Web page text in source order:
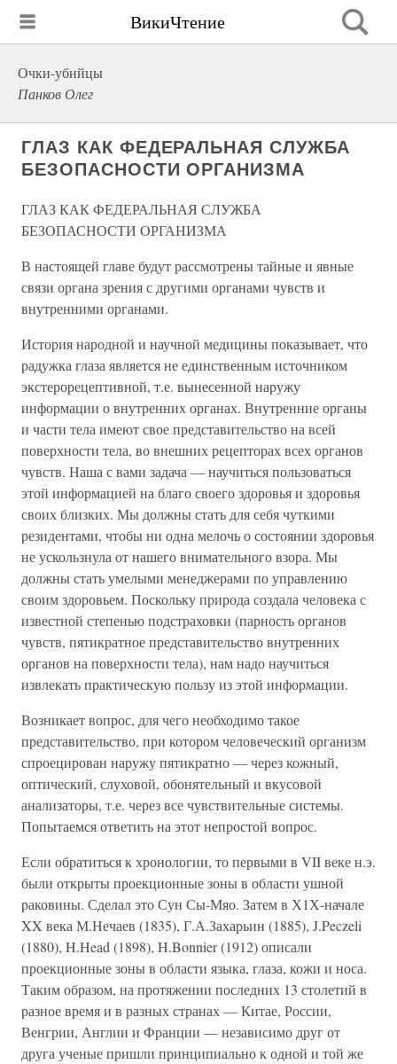
ВикиЧтение
Очки-убийцы
Панков Олег
ГЛАЗ КАК ФЕДЕРАЛЬНАЯ СЛУЖБА
БЕЗОПАСНОСТИ ОРГАНИЗМА
ГЛАЗ КАК ФЕДЕРАЛЬНАЯ СЛУЖБА
БЕЗОПАСНОСТИ ОРГАНИЗМА
В настоящей главе будут рассмотрены тайные и явные
связи органа зрения с другими органами чувств и
внутренними органами.
История народной и научной медицины показывает, что
радужка глаза является не единственным источником
экстерорецептивной, т.е. вынесенной наружу
информации о внутренних органах. Внутренние органы
и части тела имеют свое представительство на всей
поверхности тела, во внешних рецепторах всех органов
чувств. Наша с вами задача — научиться пользоваться
этой информацией на благо своего здоровья и здоровья
своих близких. Мы должны стать для себя чуткими
резидентами, чтобы ни одна мелочь о состоянии здоровья
не ускользнула от нашего внимательного взора. Мы
должны стать умелыми менеджерами по управлению
своим здоровьем. Поскольку природа создала человека с
известной степенью подстраховки (парность органов
чувств, пятикратное представительство внутренних
органов на поверхности тела), нам надо научиться
извлекать практическую пользу из этой информации.
Возникает вопрос, для чего необходимо такое
представительство, при котором человеческий организм
спроецирован наружу пятикратно — через кожный,
оптический, слуховой, обонятельный и вкусовой
анализаторы, т.е. через все чувствительные системы.
Попытаемся ответить на этот непростой вопрос.
Если обратиться к хронологии, то первыми в VII веке н.э.
были открыты проекционные зоны в области ушной
раковины. Сделал это Сун Сы-Мяо. Затем в Х1Х-начале
XX века М.Нечаев (1835), Г.А.Захарьин (1885), J.Peczeli
(1880), H.Head (1898), H.Bonnier (1912) описали
проекционные зоны в области языка, глаза, кожи и носа.
Таким образом, на протяжении последних 13 столетий в
разное время и в разных странах — Китае, России,
Венгрии, Англии и Франции — независимо друг от
друга ученые пришли принципиально к одной и той же